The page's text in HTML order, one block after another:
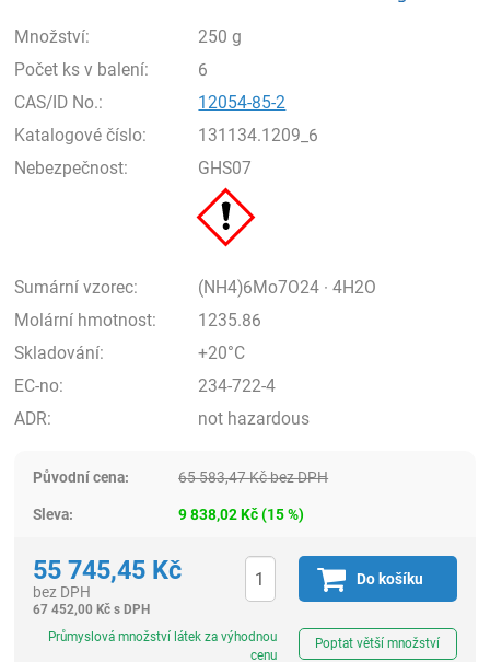
Množství:
250 g
Počet ks v balení:
6
CAS/ID No.:
12054-85-2
Katalogové číslo:
131134.1209_6
Nebezpečnost:
GHS07
Sumární vzorec:
(NH4)6Mo7O24 · 4H2O
Molární hmotnost:
1235.86
Skladování:
+20°C
EC-no:
234-722-4
ADR:
not hazardous
Původní cena: 65 583,47Kčbez DPH
Sleva: 9 838,02Kč(15%)
55 745,45 Kč
bez DPH
67 452,00 Kč s DPH
Do košíku
Průmyslová množství látek za výhodnou
cenu
Poptat větší množství